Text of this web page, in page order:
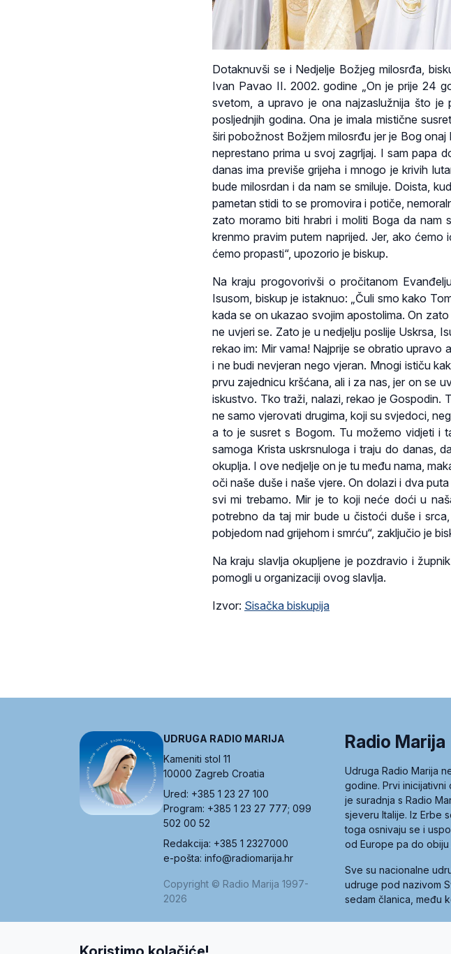
Dotaknuvši se i Nedjelje Božjeg milosrđa,
Ivan Pavao II. 2002. godine „On je prije 24
svetom, a upravo je ona najzaslužnija što je
posljednjih godina. Ona je imala mistične
širi pobožnost Božjem milosrđu jer je Bog onaj
neprestano prima u svoj zagrljaj. I sam papa
danas ima previše grijeha i mnogo je krivih
bude milosrdan i da nam se smiluje. Doista,
pametan stidi to se promovira i potiče,
zato moramo biti hrabri i moliti Boga da nam
krenmo pravim putem naprijed. Jer, ako
ćemo propasti“, upozorio je biskup.
Na kraju progovorivši o pročitanom
Isusom, biskup je istaknuo: „Čuli smo kako
kada se on ukazao svojim apostolima. On
ne uvjeri se. Zato je u nedjelju poslije Uskrsa,
rekao im: Mir vama! Najprije se obratio upravo
i ne budi nevjeran nego vjeran. Mnogi ističu
prvu zajednicu kršćana, ali i za nas, jer on se
iskustvo. Tko traži, nalazi, rekao je Gospodin.
ne samo vjerovati drugima, koji su svjedoci,
a to je susret s Bogom. Tu možemo vidjeti i
samoga Krista uskrsnuloga i traju do danas,
okuplja. I ove nedjelje on je tu među nama,
oči naše duše i naše vjere. On dolazi i dva
svi mi trebamo. Mir je to koji neće doći u
potrebno da taj mir bude u čistoći duše i
pobjedom nad grijehom i smrću“, zaključio je
Na kraju slavlja okupljene je pozdravio i
pomogli u organizaciji ovog slavlja.
Izvor: Sisačka biskupija
UDRUGA RADIO MARIJA
Kameniti stol 11
10000 Zagreb Croatia
Ured: +385 1 23 27 100
Program: +385 1 23 27 777; 099
502 00 52
Redakcija: +385 1 2327000
e-pošta: info@radiomarija.hr
Copyright © Radio Marija 1997-
2026
Radio Marija
Udruga Radio Marija
godine. Prvi
je suradnja s Radio
sjeveru Italije. Iz Erbe
toga osnivaju se i
od Europe pa do obiju
Sve su nacionalne
udruge pod nazivom
sedam članica, među